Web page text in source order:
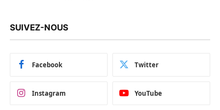
SUIVEZ-NOUS
Facebook Twitter
Instagram YouTube